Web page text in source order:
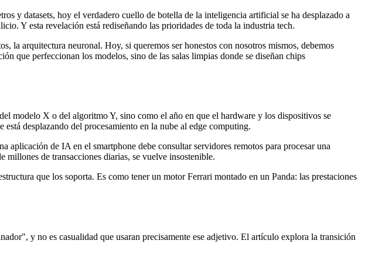
y datasets, hoy el verdadero cuello de botella de la inteligencia artificial se ha desplazado a
Y esta revelación está rediseñando las prioridades de toda la industria tech.
la arquitectura neuronal. Hoy, si queremos ser honestos con nosotros mismos, debemos
que perfeccionan los modelos, sino de las salas limpias donde se diseñan chips
modelo X o del algoritmo Y, sino como el año en que el hardware y los dispositivos se
desplazando del procesamiento en la nube al edge computing.
aplicación de IA en el smartphone debe consultar servidores remotos para procesar una
de transacciones diarias, se vuelve insostenible.
que los soporta. Es como tener un motor Ferrari montado en un Panda: las prestaciones
y no es casualidad que usaran precisamente ese adjetivo. El artículo explora la transición